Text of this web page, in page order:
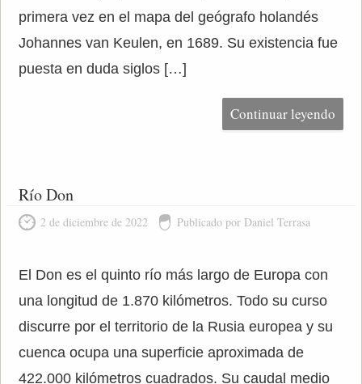
primera vez en el mapa del geógrafo holandés
Johannes van Keulen, en 1689. Su existencia fue
puesta en duda siglos […]
Continuar leyendo
Río Don
2 de diciembre de 2022 Publicado por Daniel Terrasa
El Don es el quinto río más largo de Europa con
una longitud de 1.870 kilómetros. Todo su curso
discurre por el territorio de la Rusia europea y su
cuenca ocupa una superficie aproximada de
422.000 kilómetros cuadrados. Su caudal medio